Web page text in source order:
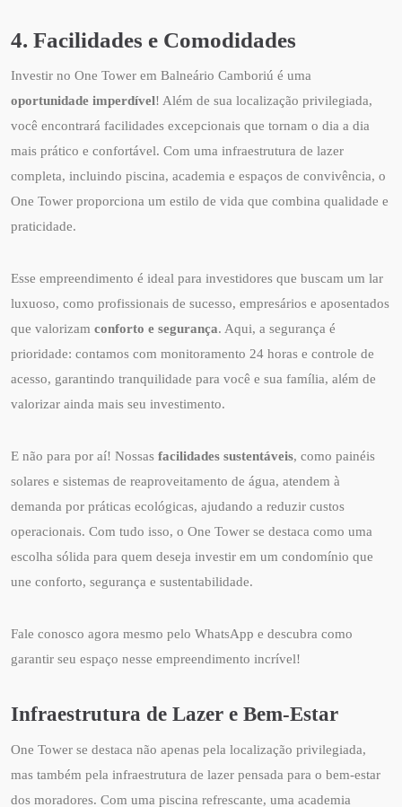
4. Facilidades e Comodidades
Investir no One Tower em Balneário Camboriú é uma
oportunidade imperdível! Além de sua localização privilegiada,
você encontrará facilidades excepcionais que tornam o dia a dia
mais prático e confortável. Com uma infraestrutura de lazer
completa, incluindo piscina, academia e espaços de convivência, o
One Tower proporciona um estilo de vida que combina qualidade e
praticidade.
Esse empreendimento é ideal para investidores que buscam um lar
luxuoso, como profissionais de sucesso, empresários e aposentados
que valorizam conforto e segurança. Aqui, a segurança é
prioridade: contamos com monitoramento 24 horas e controle de
acesso, garantindo tranquilidade para você e sua família, além de
valorizar ainda mais seu investimento.
E não para por aí! Nossas facilidades sustentáveis, como painéis
solares e sistemas de reaproveitamento de água, atendem à
demanda por práticas ecológicas, ajudando a reduzir custos
operacionais. Com tudo isso, o One Tower se destaca como uma
escolha sólida para quem deseja investir em um condomínio que
une conforto, segurança e sustentabilidade.
Fale conosco agora mesmo pelo WhatsApp e descubra como
garantir seu espaço nesse empreendimento incrível!
Infraestrutura de Lazer e Bem-Estar
One Tower se destaca não apenas pela localização privilegiada,
mas também pela infraestrutura de lazer pensada para o bem-estar
dos moradores. Com uma piscina refrescante, uma academia